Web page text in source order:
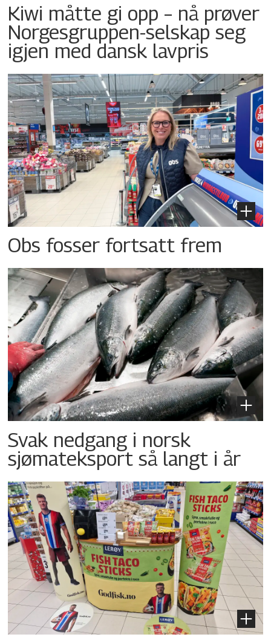
Kiwi måtte gi opp – nå prøver
Norgesgruppen-selskap seg
igjen med dansk lavpris
Obs fosser fortsatt frem
Svak nedgang i norsk
sjømateksport så langt i år